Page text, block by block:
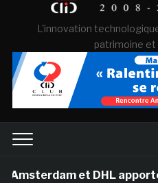
L'innovation
patrimoine et
et DHL apportent